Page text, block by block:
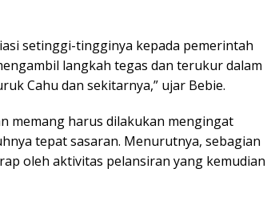
setinggi-tingginya kepada pemerintah
langkah tegas dan terukur dalam
Cahu dan sekitarnya,” ujar Bebie.
memang harus dilakukan mengingat
tepat sasaran. Menurutnya, sebagian
oleh aktivitas pelansiran yang kemudian